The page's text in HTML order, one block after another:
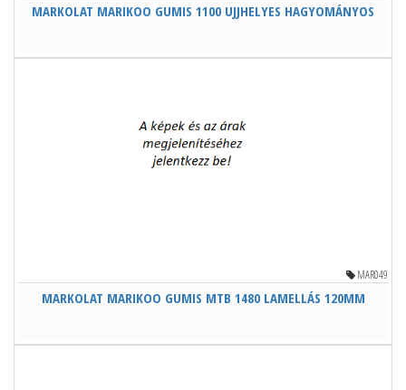
MARKOLAT MARIKOO GUMIS 1100 UJJHELYES HAGYOMÁNYOS
MAR049
MARKOLAT MARIKOO GUMIS MTB 1480 LAMELLÁS 120MM